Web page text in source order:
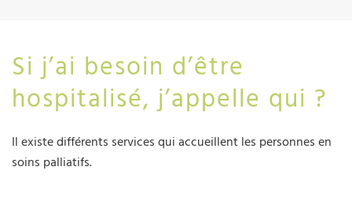
Si j’ai besoin d’être
hospitalisé, j’appelle qui ?
Il existe différents services qui accueillent les personnes en
soins palliatifs.